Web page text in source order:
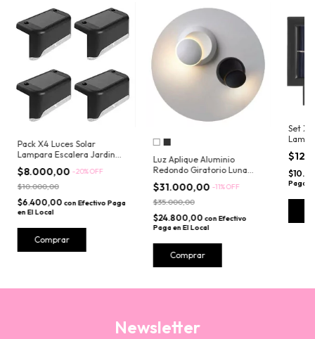
Pack X4 Luces Solar
Lampara Escalera Jardin
Exterior Deco
$8.000,00 -20%OFF
$10.000,00
$6.400,00 con Efectivo Paga
en El Local
Comprar
Luz Aplique Aluminio
Redondo Giratorio Luna
Moderno Led 360
$31.000,00 -11%OFF
$35.000,00
$24.800,00 con Efectivo
Paga en El Local
Comprar
Set
Panel
Paga
Newsletter